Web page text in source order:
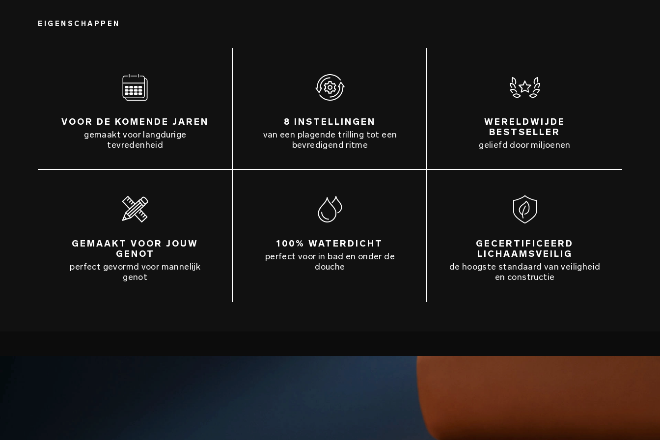
EIGENSCHAPPEN
VOOR DE KOMENDE JAREN
gemaakt voor langdurige
tevredenheid
8 INSTELLINGEN
van een plagende trilling tot een
bevredigend ritme
WERELDWIJDE
BESTSELLER
geliefd door miljoenen
GEMAAKT VOOR JOUW
GENOT
perfect gevormd voor mannelijk
genot
100% WATERDICHT
perfect voor in bad en onder de
douche
GECERTIFICEERD
LICHAAMSVEILIG
de hoogste standaard van veiligheid
en constructie